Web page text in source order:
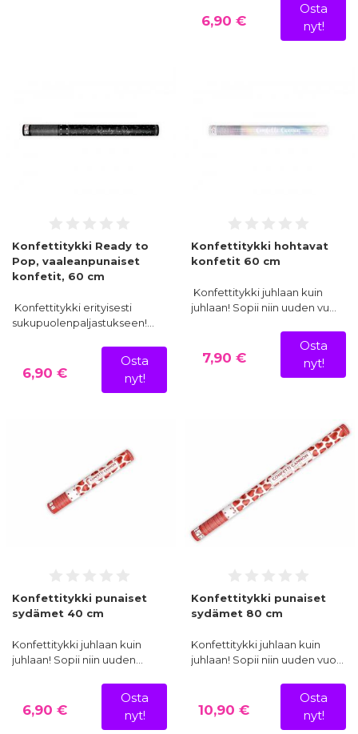
6,90 €
Osta
nyt!
Konfettitykki Ready to
Pop, vaaleanpunaiset
konfetit, 60 cm
Konfettitykki erityisesti
sukupuolenpaljastukseen!…
6,90 €
Osta
nyt!
Konfettitykki hohtavat
konfetit 60 cm
Konfettitykki juhlaan kuin
juhlaan! Sopii niin uuden vu…
7,90 €
Osta
nyt!
Konfettitykki punaiset
sydämet 40 cm
Konfettitykki juhlaan kuin
juhlaan! Sopii niin uuden…
6,90 €
Osta
nyt!
Konfettitykki punaiset
sydämet 80 cm
Konfettitykki juhlaan kuin
juhlaan! Sopii niin uuden vuo…
10,90 €
Osta
nyt!